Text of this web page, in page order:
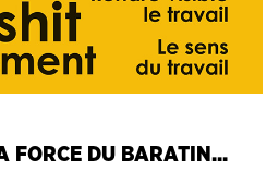
FORCE DU BARATIN...